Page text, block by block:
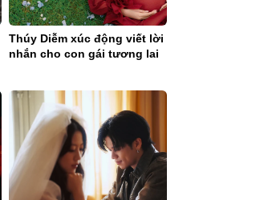
Thúy Diễm xúc động viết lời
nhắn cho con gái tương lai